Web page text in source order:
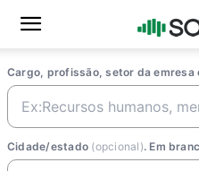
Cargo, profissão, setor da emresa
Cidade/estado (opcional). Em